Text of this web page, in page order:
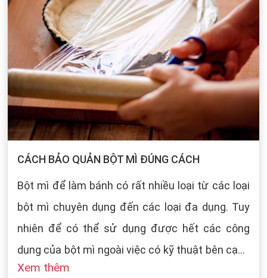
CÁCH BẢO QUẢN BỘT MÌ ĐÚNG CÁCH
Bột mì để làm bánh có rất nhiều loại từ các loại
bột mì chuyên dụng đến các loại đa dụng. Tuy
nhiên để có thể sử dụng được hết các công
dụng của bột mì ngoài việc có kỹ thuật bên cạnh
đó cũng dựa vào sự bảo quản của chúng ta khi
Xem thêm